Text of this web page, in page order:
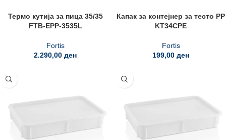
Термо кутија за пица 35/35
FTB-EPP-3535L
Fortis
2.290,00 ден
Капак за контејнер за тесто PP
KT34CPE
Fortis
199,00 ден